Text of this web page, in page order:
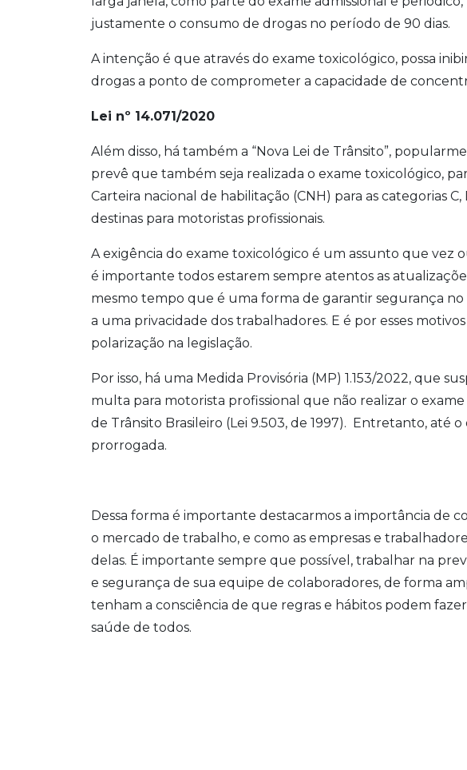
justamente o consumo de drogas no período de 90 dias.
A intenção é que através do exame toxicológico, possa
drogas a ponto de comprometer a capacidade de
Lei nº 14.071/2020
Além disso, há também a “Nova Lei de Trânsito”,
prevê que também seja realizada o exame toxicológico,
Carteira nacional de habilitação (CNH) para as categorias C,
destinas para motoristas profissionais.
A exigência do exame toxicológico é um assunto que vez
é importante todos estarem sempre atentos as
mesmo tempo que é uma forma de garantir segurança
a uma privacidade dos trabalhadores. E é por esses
polarização na legislação.
Por isso, há uma Medida Provisória (MP) 1.153/2022, que
multa para motorista profissional que não realizar o
de Trânsito Brasileiro (Lei 9.503, de 1997). Entretanto, até
prorrogada.
Dessa forma é importante destacarmos a importância de
o mercado de trabalho, e como as empresas e
delas. É importante sempre que possível, trabalhar na
e segurança de sua equipe de colaboradores, de forma
tenham a consciência de que regras e hábitos podem
saúde de todos.